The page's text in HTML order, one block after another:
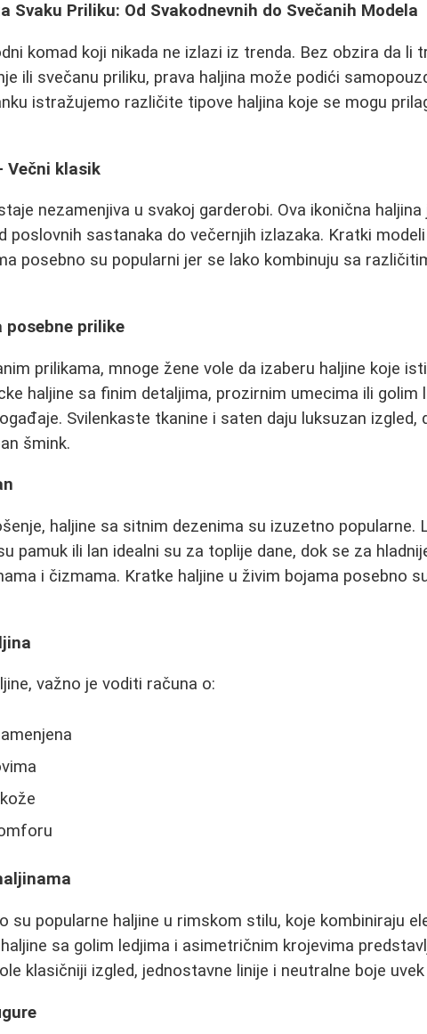
Svaku Priliku: Od Svakodnevnih do Svečanih Modela
komad koji nikada ne izlazi iz trenda. Bez obzira da li
ili svečanu priliku, prava haljina može podići
istražujemo različite tipove haljina koje se mogu
Večni klasik
nezamenjiva u svakoj garderobi. Ova ikonična
poslovnih sastanaka do večernjih izlazaka. Kratki
posebno su popularni jer se lako kombinuju sa
posebne prilike
prilikama, mnoge žene vole da izaberu haljine koje
haljine sa finim detaljima, prozirnim umecima ili golim
Svilenkaste tkanine i saten daju luksuzan izgled,
šmink.
haljine sa sitnim dezenima su izuzetno popularne.
pamuk ili lan idealni su za toplije dane, dok se za
i čizmama. Kratke haljine u živim bojama posebno
važno je voditi računa o:
su popularne haljine u rimskom stilu, koje kombiniraju
sa golim ledjima i asimetričnim krojevima
klasičniji izgled, jednostavne linije i neutralne boje